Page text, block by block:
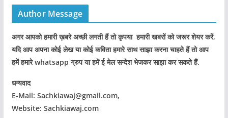
Author Message
अगर आपको हमारी ख़बरे अच्छी लगती हैं तो कृपया हमारी खबरों को जरूर शेयर करें,
यदि आप अपना कोई लेख या कोई कविता हमारे साथ साझा करना चाहते हैं तो आप
हमें हमारे whatsapp ग्रुप या हमें ई मेल सन्देश भेजकर साझा कर सकते हैं.
धन्यवाद
E-Mail: Sachkiawaj@gmail.com,
Website: Sachkiawaj.com